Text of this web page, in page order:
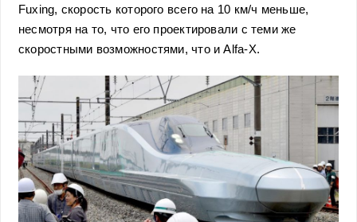
Fuxing, скорость которого всего на 10 км/ч меньше,
несмотря на то, что его проектировали с теми же
скоростными возможностями, что и Alfa-X.